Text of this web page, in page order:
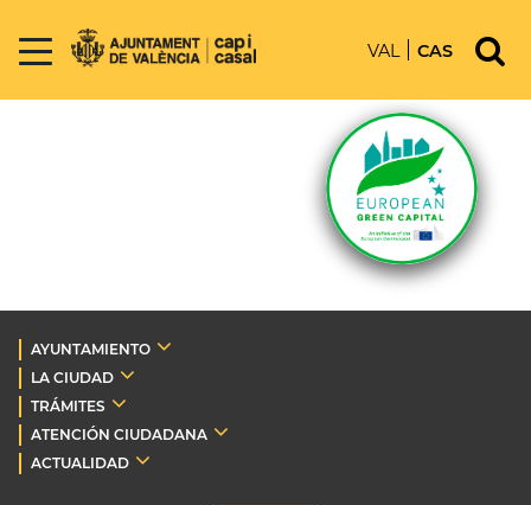
VAL CAS
AYUNTAMIENTO
LA CIUDAD
TRÁMITES
ATENCIÓN CIUDADANA
ACTUALIDAD